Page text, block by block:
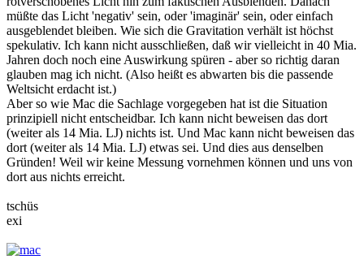
müßte das Licht 'negativ' sein, oder 'imaginär' sein, oder einfach
ausgeblendet bleiben. Wie sich die Gravitation verhält ist höchst
spekulativ. Ich kann nicht ausschließen, daß wir vielleicht in 40 Mia.
Jahren doch noch eine Auswirkung spüren - aber so richtig daran
glauben mag ich nicht. (Also heißt es abwarten bis die passende
Weltsicht erdacht ist.)
Aber so wie Mac die Sachlage vorgegeben hat ist die Situation
prinzipiell nicht entscheidbar. Ich kann nicht beweisen das dort
(weiter als 14 Mia. LJ) nichts ist. Und Mac kann nicht beweisen das
dort (weiter als 14 Mia. LJ) etwas sei. Und dies aus denselben
Gründen! Weil wir keine Messung vornehmen können und uns von
dort aus nichts erreicht.
tschüs
exi